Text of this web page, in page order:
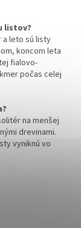
listov?
leto sú listy
koncom leta
fialovo-
počas celej
na menšej
drevinami.
vyniknú vo